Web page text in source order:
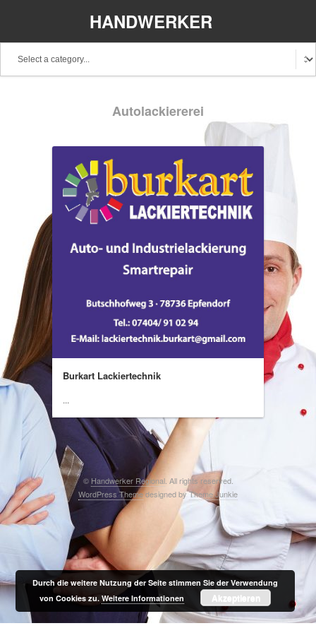
HANDWERKER
Hessen
Mecklenburg-Vorpommern Niedersachsen
Nordrhein-Westfalen Rheinland-Pfalz Saarland
Sachsen Schleswig-Holstein
Stellenangebote
Autolackiererei
Burkart Lackiertechnik
...
© Handwerker Regional. All rights reserved.
WordPress Themedesigned byTheme Junkie
Durch die weitere Nutzung der Seite stimmen Sie der Verwendung
von Cookies zu.Weitere Informationen Akzeptieren